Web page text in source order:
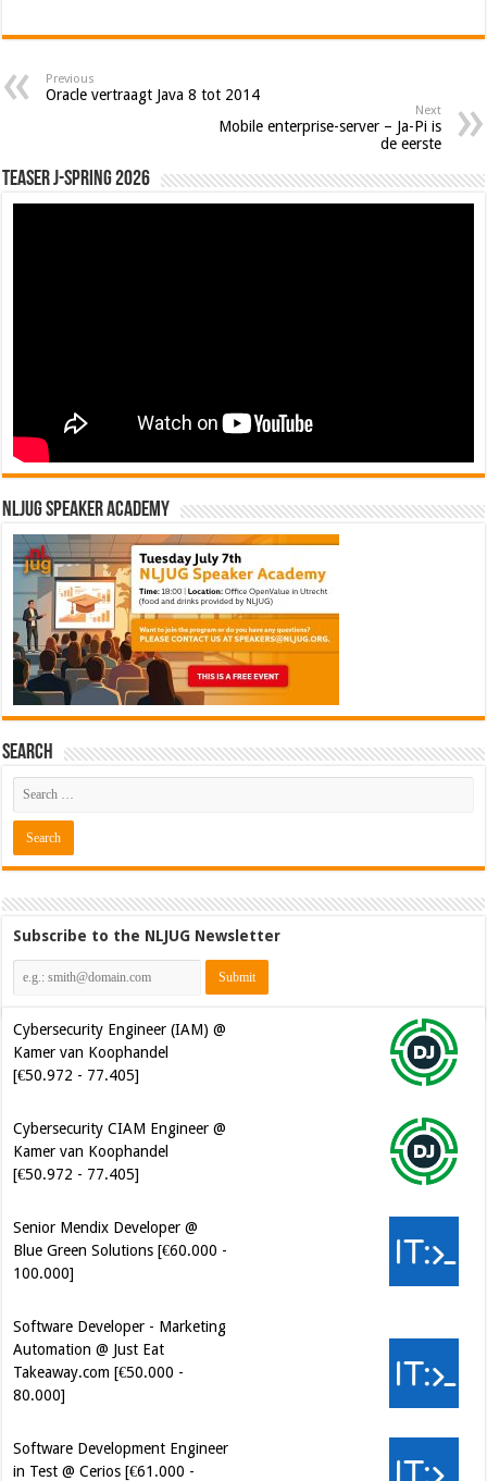
Previous
Oracle vertraagt Java 8 tot 2014
Next
Mobile enterprise-server – Ja-Pi is
de eerste
Teaser J-Spring 2026
NLJUG Speaker Academy
Search
Subscribe to the NLJUG Newsletter
Cybersecurity Engineer (IAM) @
Kamer van Koophandel
[€50.972 - 77.405]
Cybersecurity CIAM Engineer @
Kamer van Koophandel
[€50.972 - 77.405]
Senior Mendix Developer @
Blue Green Solutions [€60.000 -
100.000]
Software Developer - Marketing
Automation @ Just Eat
Takeaway.com [€50.000 -
80.000]
Software Development Engineer
in Test @ Cerios [€61.000 -